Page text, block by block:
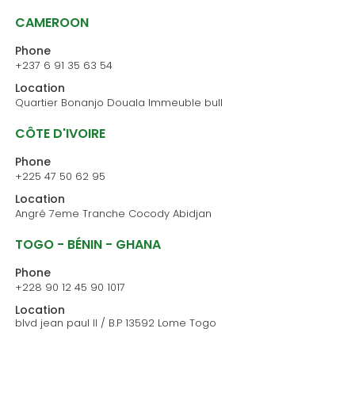
CAMEROON
Phone
+237 6 91 35 63 54
Location
Quartier Bonanjo Douala Immeuble bull
CÔTE D'IVOIRE
Phone
+225 47 50 62 95
Location
Angré 7eme Tranche Cocody Abidjan
TOGO - BÉNIN - GHANA
Phone
+228 90 12 45 90 1017
Location
blvd jean paul II / B.P 13592 Lome Togo